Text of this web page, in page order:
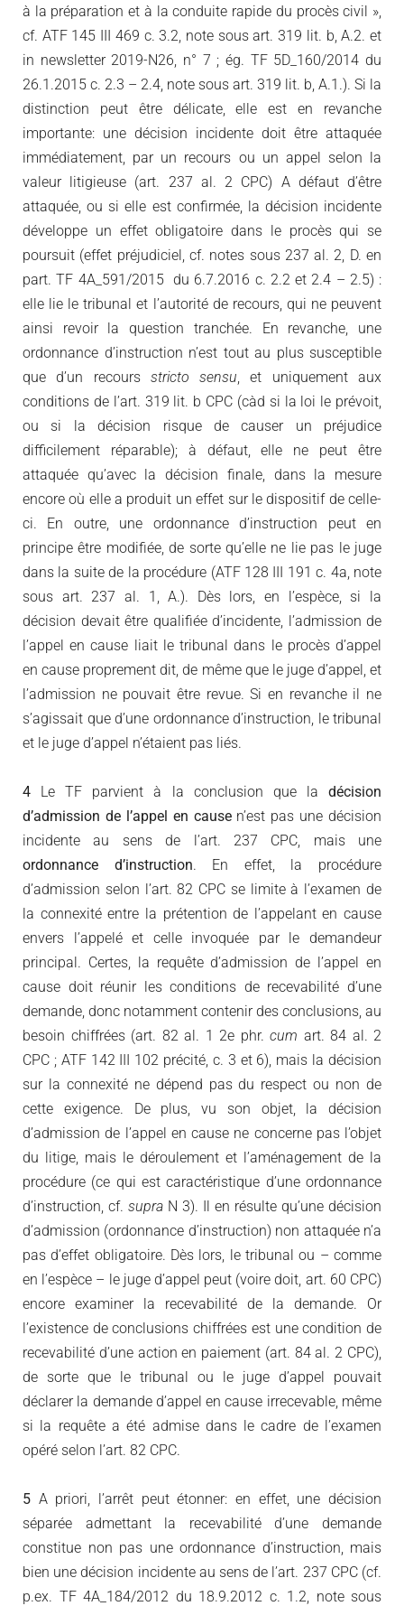
à la préparation et à la conduite rapide du procès civil »,
cf. ATF 145 III 469 c. 3.2, note sous art. 319 lit. b, A.2. et
in newsletter 2019-N26, n° 7 ; ég. TF 5D_160/2014 du
26.1.2015 c. 2.3 – 2.4, note sous art. 319 lit. b, A.1.). Si la
distinction peut être délicate, elle est en revanche
importante: une décision incidente doit être attaquée
immédiatement, par un recours ou un appel selon la
valeur litigieuse (art. 237 al. 2 CPC) A défaut d’être
attaquée, ou si elle est confirmée, la décision incidente
développe un effet obligatoire dans le procès qui se
poursuit (effet préjudiciel, cf. notes sous 237 al. 2, D. en
part. TF 4A_591/2015 du 6.7.2016 c. 2.2 et 2.4 – 2.5) :
elle lie le tribunal et l’autorité de recours, qui ne peuvent
ainsi revoir la question tranchée. En revanche, une
ordonnance d’instruction n’est tout au plus susceptible
que d’un recours stricto sensu, et uniquement aux
conditions de l’art. 319 lit. b CPC (càd si la loi le prévoit,
ou si la décision risque de causer un préjudice
difficilement réparable); à défaut, elle ne peut être
attaquée qu’avec la décision finale, dans la mesure
encore où elle a produit un effet sur le dispositif de celle-
ci. En outre, une ordonnance d’instruction peut en
principe être modifiée, de sorte qu’elle ne lie pas le juge
dans la suite de la procédure (ATF 128 III 191 c. 4a, note
sous art. 237 al. 1, A.). Dès lors, en l’espèce, si la
décision devait être qualifiée d’incidente, l’admission de
l’appel en cause liait le tribunal dans le procès d’appel
en cause proprement dit, de même que le juge d’appel, et
l’admission ne pouvait être revue. Si en revanche il ne
s’agissait que d’une ordonnance d’instruction, le tribunal
et le juge d’appel n’étaient pas liés.
4 Le TF parvient à la conclusion que la décision
d’admission de l’appel en causen’est pas une décision
incidente au sens de l’art. 237 CPC, mais une
ordonnance d’instruction. En effet, la procédure
d’admission selon l’art. 82 CPC se limite à l’examen de
la connexité entre la prétention de l’appelant en cause
envers l’appelé et celle invoquée par le demandeur
principal. Certes, la requête d’admission de l’appel en
cause doit réunir les conditions de recevabilité d’une
demande, donc notamment contenir des conclusions, au
besoin chiffrées (art. 82 al. 1 2e phr. cum art. 84 al. 2
CPC ; ATF 142 III 102 précité, c. 3 et 6), mais la décision
sur la connexité ne dépend pas du respect ou non de
cette exigence. De plus, vu son objet, la décision
d’admission de l’appel en cause ne concerne pas l’objet
du litige, mais le déroulement et l’aménagement de la
procédure (ce qui est caractéristique d’une ordonnance
d’instruction, cf. supra N 3). Il en résulte qu’une décision
d’admission (ordonnance d’instruction) non attaquée n’a
pas d’effet obligatoire. Dès lors, le tribunal ou – comme
en l’espèce – le juge d’appel peut (voire doit, art. 60 CPC)
encore examiner la recevabilité de la demande. Or
l’existence de conclusions chiffrées est une condition de
recevabilité d’une action en paiement (art. 84 al. 2 CPC),
de sorte que le tribunal ou le juge d’appel pouvait
déclarer la demande d’appel en cause irrecevable, même
si la requête a été admise dans le cadre de l’examen
opéré selon l’art. 82 CPC.
5 A priori, l’arrêt peut étonner: en effet, une décision
séparée admettant la recevabilité d’une demande
constitue non pas une ordonnance d’instruction, mais
bien une décision incidente au sens de l’art. 237 CPC (cf.
p.ex. TF 4A_184/2012 du 18.9.2012 c. 1.2, note sous